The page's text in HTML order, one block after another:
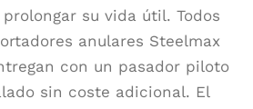
su vida útil. Todos
anulares Steelmax
con un pasador piloto
sin coste adicional. El